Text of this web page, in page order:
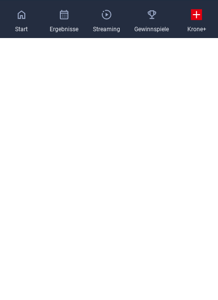
Solitär Kreuzworträtsel
Start Ergebnisse Streaming Gewinnspiele Krone+
NaN%